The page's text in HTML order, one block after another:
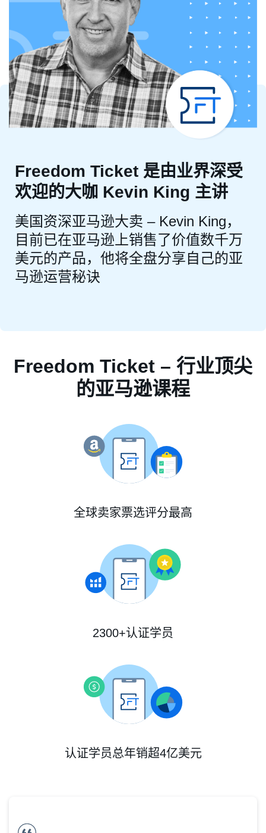
Freedom Ticket 是由业界深受
欢迎的大咖 Kevin King 主讲
美国资深亚马逊大卖 – Kevin King，
目前已在亚马逊上销售了价值数千万
美元的产品，他将全盘分享自己的亚
马逊运营秘诀
Freedom Ticket – 行业顶尖
的亚马逊课程
全球卖家票选评分最高
2300+认证学员
认证学员总年销超4亿美元